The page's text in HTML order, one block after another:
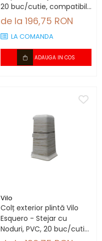
20 buc/cutie, compatibil
plintă 66.6 mm
de la 196,75 RON
LA COMANDA
ADAUGA IN COS
Vilo
Colț exterior plintă Vilo
Esquero - Stejar cu
Noduri, PVC, 20 buc/cutie,